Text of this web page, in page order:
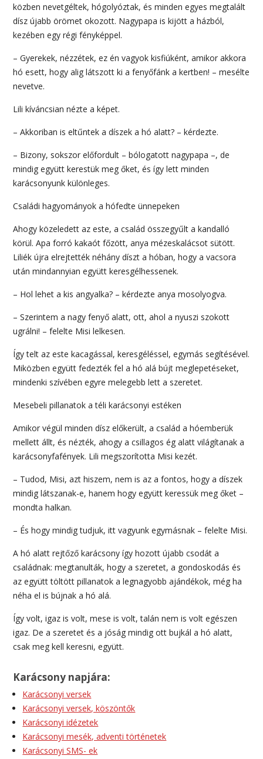
közben nevetgéltek, hógolyóztak, és minden egyes megtalált
dísz újabb örömet okozott. Nagypapa is kijött a házból,
kezében egy régi fényképpel.
– Gyerekek, nézzétek, ez én vagyok kisfiúként, amikor akkora
hó esett, hogy alig látszott ki a fenyőfánk a kertben! – mesélte
nevetve.
Lili kíváncsian nézte a képet.
– Akkoriban is eltűntek a díszek a hó alatt? – kérdezte.
– Bizony, sokszor előfordult – bólogatott nagypapa –, de
mindig együtt kerestük meg őket, és így lett minden
karácsonyunk különleges.
Családi hagyományok a hófedte ünnepeken
Ahogy közeledett az este, a család összegyűlt a kandalló
körül. Apa forró kakaót főzött, anya mézeskalácsot sütött.
Liliék újra elrejtették néhány díszt a hóban, hogy a vacsora
után mindannyian együtt keresgélhessenek.
– Hol lehet a kis angyalka? – kérdezte anya mosolyogva.
– Szerintem a nagy fenyő alatt, ott, ahol a nyuszi szokott
ugrálni! – felelte Misi lelkesen.
Így telt az este kacagással, keresgéléssel, egymás segítésével.
Miközben együtt fedezték fel a hó alá bújt meglepetéseket,
mindenki szívében egyre melegebb lett a szeretet.
Mesebeli pillanatok a téli karácsonyi estéken
Amikor végül minden dísz előkerült, a család a hóemberük
mellett állt, és nézték, ahogy a csillagos ég alatt világítanak a
karácsonyfafények. Lili megszorította Misi kezét.
– Tudod, Misi, azt hiszem, nem is az a fontos, hogy a díszek
mindig látszanak-e, hanem hogy együtt keressük meg őket –
mondta halkan.
– És hogy mindig tudjuk, itt vagyunk egymásnak – felelte Misi.
A hó alatt rejtőző karácsony így hozott újabb csodát a
családnak: megtanulták, hogy a szeretet, a gondoskodás és
az együtt töltött pillanatok a legnagyobb ajándékok, még ha
néha el is bújnak a hó alá.
Így volt, igaz is volt, mese is volt, talán nem is volt egészen
igaz. De a szeretet és a jóság mindig ott bujkál a hó alatt,
csak meg kell keresni, együtt.
Karácsony napjára:
Karácsonyi versek
Karácsonyi versek, köszöntők
Karácsonyi idézetek
Karácsonyi mesék, adventi történetek
Karácsonyi SMS- ek